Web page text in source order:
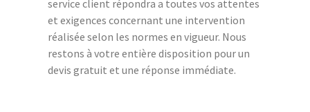
service client répondra a toutes vos attentes
et exigences concernant une intervention
réalisée selon les normes en vigueur. Nous
restons à votre entière disposition pour un
devis gratuit et une réponse immédiate.